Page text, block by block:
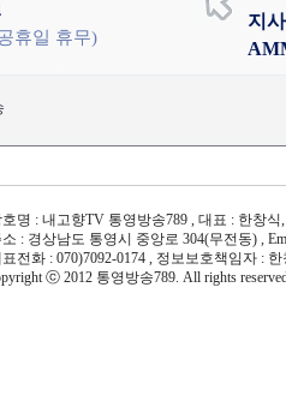
휴일 휴무)
지
명 : 내고향TV 통영방송789 , 대표 : 한창식
소 : 경상남도 통영시 중앙로 304(무전동) ,
전화 : 070)7092-0174 , 정보보호책임자 :
ⓒ 2012 통영방송789. All rights